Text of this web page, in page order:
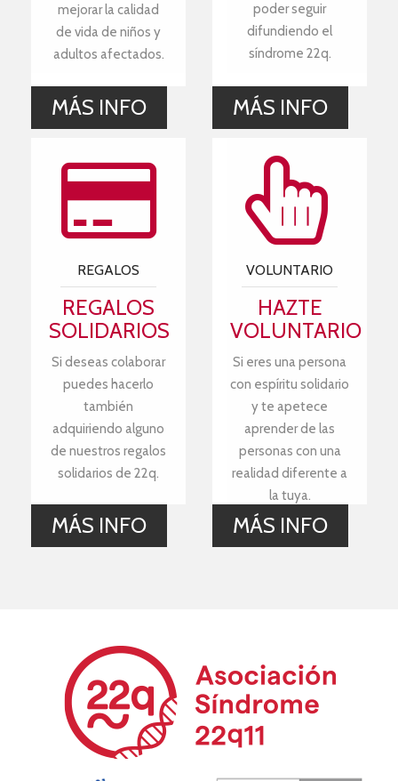
mejorar la calidad
de vida de niños y
adultos afectados.
MÁS INFO
poder seguir
difundiendo el
síndrome 22q.
MÁS INFO
REGALOS
REGALOS
SOLIDARIOS
Si deseas colaborar
puedes hacerlo
también
adquiriendo alguno
de nuestros regalos
solidarios de 22q.
MÁS INFO
VOLUNTARIO
HAZTE
VOLUNTARIO
Si eres una persona
con espíritu solidario
y te apetece
aprender de las
personas con una
realidad diferente a
la tuya.
MÁS INFO